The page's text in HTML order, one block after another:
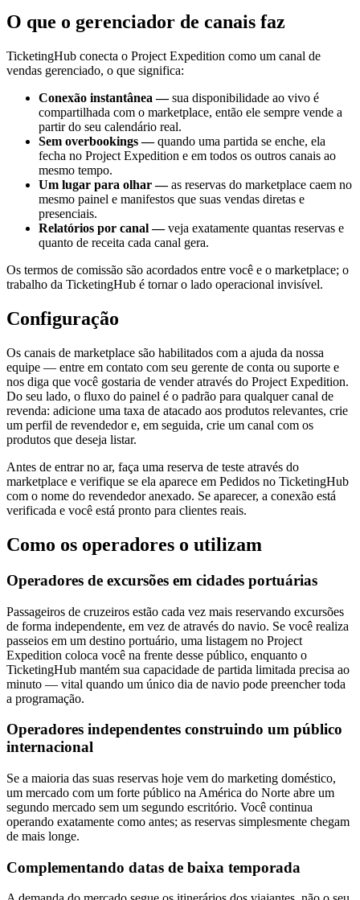
O que o gerenciador de canais faz
TicketingHub conecta o Project Expedition como um canal de
vendas gerenciado, o que significa:
Conexão instantânea —sua disponibilidade ao vivo é
compartilhada com o marketplace, então ele sempre vende a
partir do seu calendário real.
Sem overbookings —quando uma partida se enche, ela
fecha no Project Expedition e em todos os outros canais ao
mesmo tempo.
Um lugar para olhar —as reservas do marketplace caem no
mesmo painel e manifestos que suas vendas diretas e
presenciais.
Relatórios por canal —veja exatamente quantas reservas e
quanto de receita cada canal gera.
Os termos de comissão são acordados entre você e o marketplace; o
trabalho da TicketingHub é tornar o lado operacional invisível.
Configuração
Os canais de marketplace são habilitados com a ajuda da nossa
equipe — entre em contato com seu gerente de conta ou suporte e
nos diga que você gostaria de vender através do Project Expedition.
Do seu lado, o fluxo do painel é o padrão para qualquer canal de
revenda: adicione uma taxa de atacado aos produtos relevantes, crie
um perfil de revendedor e, em seguida, crie um canal com os
produtos que deseja listar.
Antes de entrar no ar, faça uma reserva de teste através do
marketplace e verifique se ela aparece em Pedidos no TicketingHub
com o nome do revendedor anexado. Se aparecer, a conexão está
verificada e você está pronto para clientes reais.
Como os operadores o utilizam
Operadores de excursões em cidades portuárias
Passageiros de cruzeiros estão cada vez mais reservando excursões
de forma independente, em vez de através do navio. Se você realiza
passeios em um destino portuário, uma listagem no Project
Expedition coloca você na frente desse público, enquanto o
TicketingHub mantém sua capacidade de partida limitada precisa ao
minuto — vital quando um único dia de navio pode preencher toda
a programação.
Operadores independentes construindo um público
internacional
Se a maioria das suas reservas hoje vem do marketing doméstico,
um mercado com um forte público na América do Norte abre um
segundo mercado sem um segundo escritório. Você continua
operando exatamente como antes; as reservas simplesmente chegam
de mais longe.
Complementando datas de baixa temporada